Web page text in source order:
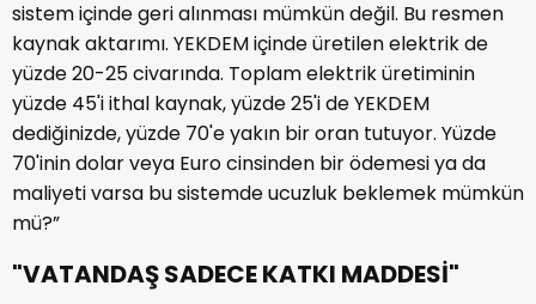
sistem içinde geri alınması mümkün değil. Bu resmen
kaynak aktarımı. YEKDEM içinde üretilen elektrik de
yüzde 20-25 civarında. Toplam elektrik üretiminin
yüzde 45'i ithal kaynak, yüzde 25'i de YEKDEM
dediğinizde, yüzde 70'e yakın bir oran tutuyor. Yüzde
70'inin dolar veya Euro cinsinden bir ödemesi ya da
maliyeti varsa bu sistemde ucuzluk beklemek mümkün
mü?”
"VATANDAŞ SADECE KATKI MADDESİ"